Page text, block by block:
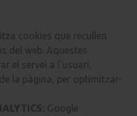
cookies que recullen
del web. Aquestes
el servei a l’usuari,
la pàgina, per optimitzar-
Google